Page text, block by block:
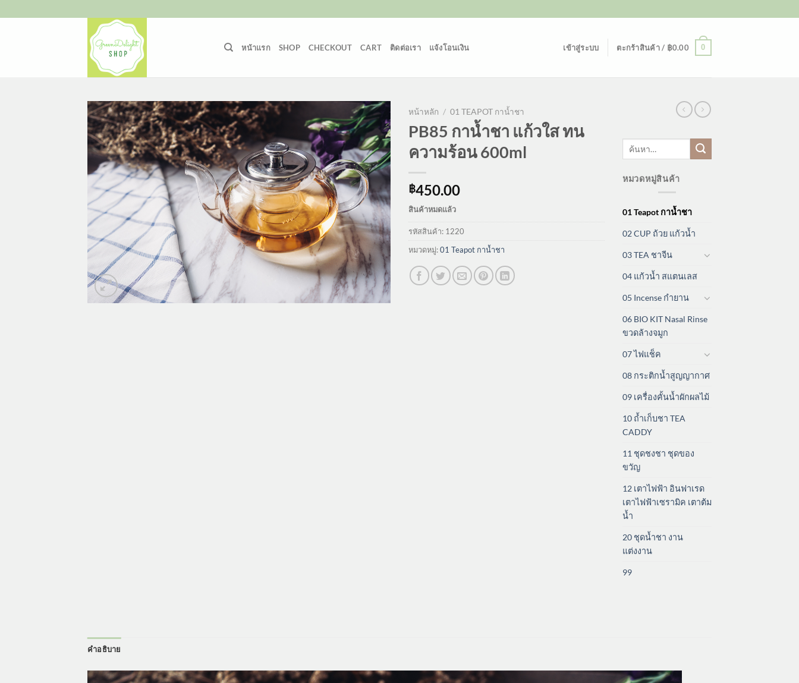
ไป
หน้าแรก SHOP CHECKOUT CART ติดต่อเรา แจ้งโอนเงิน เข้าสู่ระบบ ตะกร้าสินค้า / ฿0.00 0
หน้าหลัก / 01 TEAPOT กาน้ำชา
PB85 กาน้ำชา แก้วใส ทน
ความร้อน 600ml
฿450.00
สินค้าหมดแล้ว
รหัสสินค้า: 1220
หมวดหมู่:01 Teapot กาน้ำชา
ค้นหา:
หมวดหมู่สินค้า
01 Teapot กาน้ำชา
02 CUP ถ้วย แก้วน้ำ
03 TEA ชาจีน
04 แก้วน้ำ สแตนเลส
05 Incense กำยาน
06 BIO KIT Nasal Rinse
ขวดล้างจมูก
07 ไฟแช็ค
08 กระติกน้ำสูญญากาศ
09 เครื่องคั้นน้ำผักผลไม้
10 ถ้ำเก็บชา TEA
CADDY
11 ชุดชงชา ชุดของ
ขวัญ
12 เตาไฟฟ้า อินฟาเรด
เตาไฟฟ้าเซรามิค เตาต้ม
น้ำ
20 ชุดน้ำชา งาน
แต่งงาน
99
คำอธิบาย